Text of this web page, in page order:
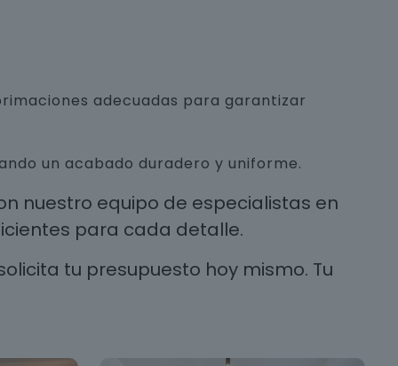
adecuadas para garantizar
un acabado duradero y uniforme.
nuestro equipo de especialistas en
para cada detalle.
tu presupuesto hoy mismo. Tu